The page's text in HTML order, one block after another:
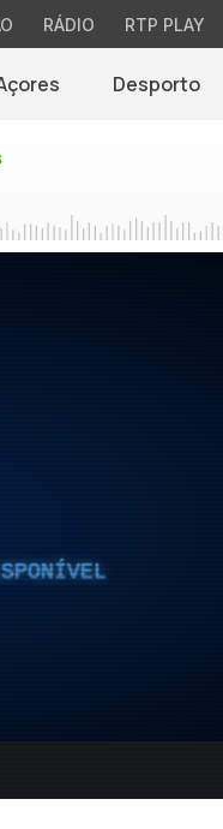
RÁDIO RTP PLAY
Desporto